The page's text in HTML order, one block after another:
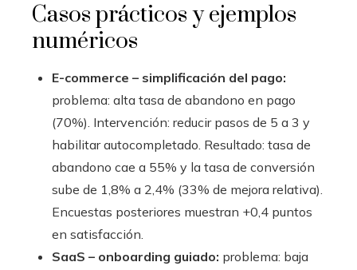
Casos prácticos y ejemplos
numéricos
E-commerce – simplificación del pago:
problema: alta tasa de abandono en pago
(70%). Intervención: reducir pasos de 5 a 3 y
habilitar autocompletado. Resultado: tasa de
abandono cae a 55% y la tasa de conversión
sube de 1,8% a 2,4% (33% de mejora relativa).
Encuestas posteriores muestran +0,4 puntos
en satisfacción.
SaaS – onboarding guiado: problema: baja